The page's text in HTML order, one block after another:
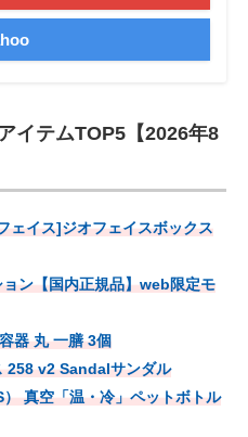
イテムTOP5【2026年8
ェイス]ジオフェイスボックス
ン【国内正規品】web限定モ
器 丸 一膳 3個
258 v2 Sandalサンダル
真空「温・冷」ペットボトル